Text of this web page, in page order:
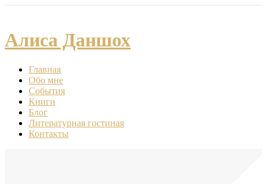
Алиса Даншох
Главная
Обо мне
События
Книги
Блог
Литературная гостиная
Контакты